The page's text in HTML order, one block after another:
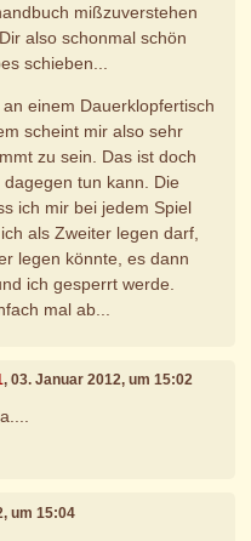
mißzuverstehen
also schonmal schön
schieben...
einem Dauerklopfertisch
scheint mir also sehr
zu sein. Das ist doch
tun kann. Die
ich mir bei jedem Spiel
als Zweiter legen darf,
legen könnte, es dann
ich gesperrt werde.
mal ab...
, 03. Januar 2012, um 15:02
um 15:04